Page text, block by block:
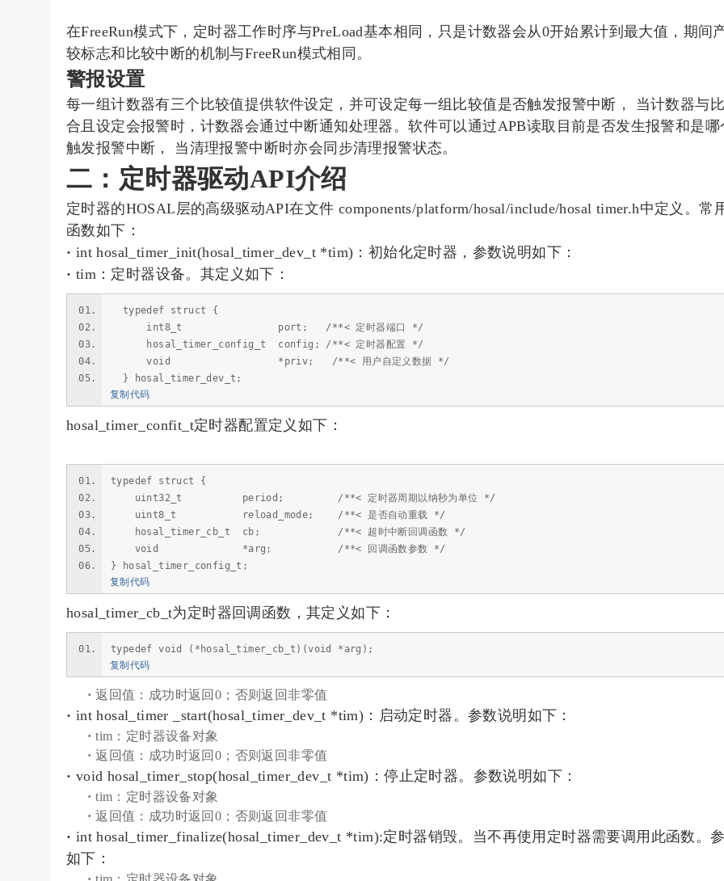
在FreeRun模式下，定时器工作时序与PreLoad基本相同，只是计数器会从0开始累计到最大值，期间
较标志和比较中断的机制与FreeRun模式相同。
警报设置
每一组计数器有三个比较值提供软件设定，并可设定每一组比较值是否触发报警中断， 当计数器与
合且设定会报警时，计数器会通过中断通知处理器。软件可以通过APB读取目前是否发生报警和是哪
触发报警中断， 当清理报警中断时亦会同步清理报警状态。
二：定时器驱动API介绍
定时器的HOSAL层的高级驱动API在文件 components/platform/hosal/include/hosal timer.h中定义。常
函数如下：
· int hosal_timer_init(hosal_ timer_dev_t *tim)：初始化定时器，参数说明如下：
· tim：定时器设备。其定义如下：
typedef struct {
int8_t port; /**< 定时器端口 */
hosal_timer_config_t config; /**< 定时器配置 */
void *priv; /**< 用户自定义数据 */
} hosal_timer_dev_t;
复制代码
hosal_timer_confit_t定时器配置定义如下：
typedef struct {
uint32_t period; /**< 定时器周期以纳秒为单位 */
uint8_t reload_mode; /**< 是否自动重载 */
hosal_timer_cb_t cb; /**< 超时中断回调函数 */
void *arg; /**< 回调函数参数 */
} hosal_timer_config_t;
复制代码
hosal_timer_cb_t为定时器回调函数，其定义如下：
typedef void (*hosal_timer_cb_t)(void *arg);
复制代码
·返回值：成功时返回0；否则返回非零值
· int hosal_timer _start(hosal_timer_dev_t *tim)：启动定时器。参数说明如下：
·tim：定时器设备对象
·返回值：成功时返回0；否则返回非零值
· void hosal_timer_stop(hosal_timer_dev_t *tim)：停止定时器。参数说明如下：
·tim：定时器设备对象
·返回值：成功时返回0；否则返回非零值
· int hosal_timer_finalize(hosal_timer_dev_t *tim):定时器销毁。当不再使用定时器需要调用此函数。
如下：